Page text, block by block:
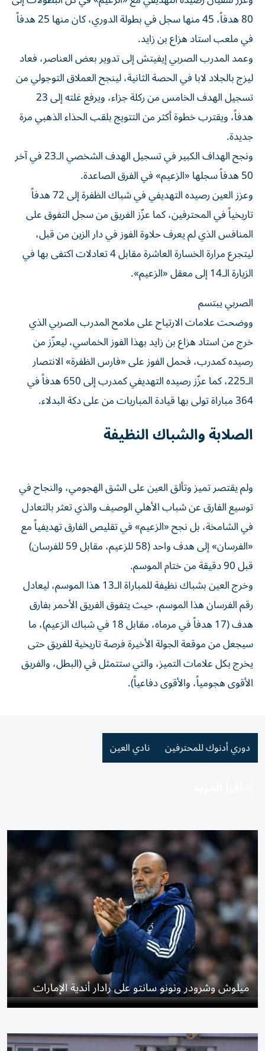
80 هدفاً، 45 منها سجل في بطولة الدوري، كان منها 25 هدفاً
في ملعب استاد هزاع بن زايد.
وعمد المدرب الصربي إيفيتش إلى تدوير بعض العناصر، فعاد
ليزج بالجلاد لابا في الحصة الثانية، لينجح العملاق التوجولي من
تسجيل الهدف الخامس من ركلة جزاء، ويرفع غلته إلى 23
هدفاً، ويقترب خطوة أكثر من التتويج بلقب الحذاء الذهبي مرة
جديدة.
ونجح الهداف الكبير في تسجيل الهدف الشخصي الـ23 في آخر
50 هدفاً سجلها «الزعيم» في الفرق الصاعدة.
وعزز العين رصيده التهديفي في شباك الظفرة إلى 72 هدفاً
تاريخياً في المحترفين، كما عزّز الفريق من سجل التفوق على
المنافس الذي لم يعرف حلاوة الفوز في دار الزين من قبل،
ليتجرع مرارة الخسارة العاشرة مقابل 4 تعادلات اكتفى بها في
الزيارة الـ14 إلى معقل «الزعيم».
الصربي يبتسم
ووضحت علامات الارتياح على ملامح المدرب الصربي الذي
خرج من استاد هزاع بن زايد بهذا الفوز الخماسي، ليعزّز من
رصيده كمدرب، فحمل الفوز على «فارس الظفرة» الانتصار
الـ225، كما عزّز رصيده التهديفي كمدرب إلى 650 هدفاً في
364 مباراة تولى بها قيادة المباريات من على دكة البدلاء.
الصلابة والشباك النظيفة
ولم يقتصر تميز وتألق العين على الشق الهجومي، والنجاح في
توسيع الفارق عن شباب الأهلي الوصيف والذي تعثر بالتعادل
في الشامخة، بل نجح «الزعيم» في تقليص الفارق تهديفياً مع
«الفرسان» إلى هدف واحد (58 للزعيم، مقابل 59 للفرسان)
قبل 90 دقيقة من ختام الموسم.
وخرج العين بشباك نظيفة للمباراة الـ13 هذا الموسم، ليعادل
رقم الفرسان هذا الموسم، حيث يتفوق الفريق الأحمر بفارق
هدف (17 هدفاً في مرماه، مقابل 18 في شباك الزعيم)، ما
سيجعل من موقعة الجولة الأخيرة فرصة تاريخية للفريق حتى
يخرج بكل علامات التميز، والتي ستتمثل في (البطل، والفريق
الأقوى هجومياً، والأقوى دفاعياً).
دوري أدنوك للمحترفين نادي العين
ميلوش وشرودر ونونو سانتو على رادار أندية الإمارات